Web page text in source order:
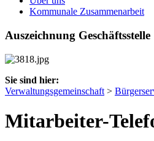
Kommunale Zusammenarbeit
Auszeichnung Geschäftsstelle
Sie sind hier:
Verwaltungsgemeinschaft >
Mitarbeiter-